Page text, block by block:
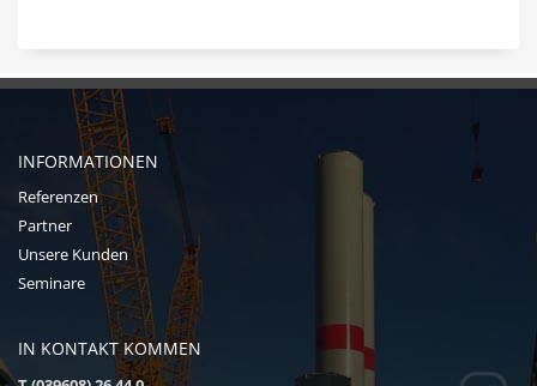
INFORMATIONEN
Referenzen
Partner
Unsere Kunden
Seminare
IN KONTAKT KOMMEN